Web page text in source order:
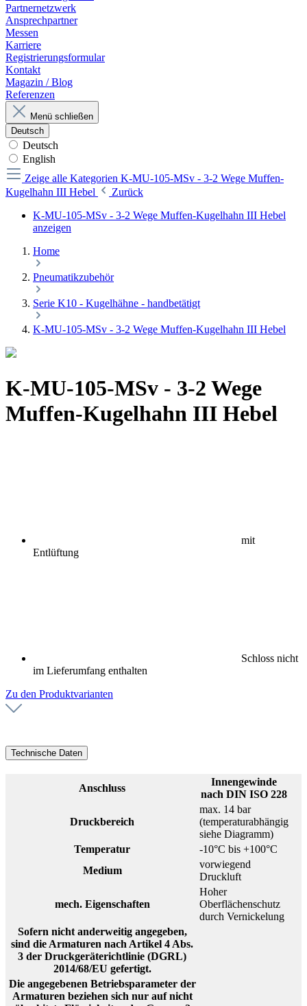
Partnernetzwerk
Ansprechpartner
Messen
Karriere
Registrierungsformular
Kontakt
Magazin / Blog
Referenzen
Menü schließen
Deutsch
Deutsch
English
Zeige alle Kategorien K-MU-105-MSv - 3-2 Wege Muffen-
Kugelhahn III Hebel
Zurück
K-MU-105-MSv - 3-2 Wege Muffen-Kugelhahn III Hebel
anzeigen
Home
Pneumatikzubehör
Serie K10 - Kugelhähne - handbetätigt
K-MU-105-MSv - 3-2 Wege Muffen-Kugelhahn III Hebel
K-MU-105-MSv - 3-2 Wege
Muffen-Kugelhahn III Hebel
mit
Entlüftung
Schloss nicht
im Lieferumfang enthalten
Zu den Produktvarianten
Technische Daten
Anschluss
Innengewinde
nach DIN ISO 228
Druckbereich
max. 14 bar
(temperaturabhängig
siehe Diagramm)
Temperatur
-10°C bis +100°C
Medium
vorwiegend
Druckluft
mech. Eigenschaften
Hoher
Oberflächenschutz
durch Vernickelung
Sofern nicht anderweitig angegeben,
sind die Armaturen nach Artikel 4 Abs.
3 der Druckgeräterichtlinie (DGRL)
2014/68/EU gefertigt.
Die angegebenen Betriebsparameter der
Armaturen beziehen sich nur auf nicht